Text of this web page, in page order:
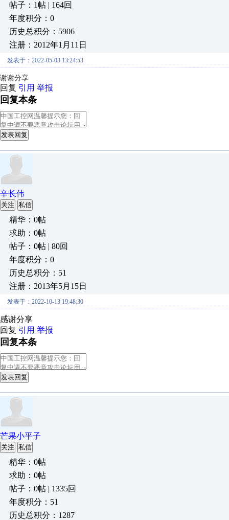
帖子：1帖 | 164回
年度积分：0
历史总积分：5906
注册：2012年1月11日
发表于：2022-05-03 13:24:53
谢谢分享
回复 引用 举报
回复本条
发表回复
辛长伟
关注 私信
精华：0帖
求助：0帖
帖子：0帖 | 80回
年度积分：0
历史总积分：51
注册：2013年5月15日
发表于：2022-10-13 19:48:30
感谢分享
回复 引用 举报
回复本条
发表回复
芒果小平子
关注 私信
精华：0帖
求助：0帖
帖子：0帖 | 1335回
年度积分：51
历史总积分：1287